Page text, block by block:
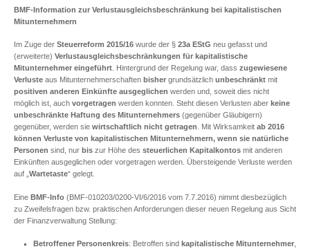
BMF-Information zur Verlustausgleichsbeschränkung bei kapitalistischen
Mitunternehmern
Im Zuge der Steuerreform 2015/16 wurde der § 23a EStG neu gefasst und
(erweiterte) Verlustausgleichsbeschränkungen für kapitalistische
Mitunternehmer eingeführt . Hintergrund der Regelung war, dass zugewiesene
Verluste aus Mitunternehmerschaften bisher grundsätzlich unbeschränkt mit
positiven anderen Einkünfte ausgeglichen werden und, soweit dies nicht
möglich ist, auch vorgetragen werden konnten. Steht diesen Verlusten aber keine
unbeschränkte Haftung des Mitunternehmers (gegenüber Gläubigern)
gegenüber, werden sie wirtschaftlich nicht getragen . Mit Wirksamkeit ab 2016
können Verluste von kapitalistischen Mitunternehmern, wenn sie natürliche
Personen sind, nur bis zur Höhe des steuerlichen Kapitalkontos mit anderen
Einkünften ausgeglichen oder vorgetragen werden. Übersteigende Verluste werden
auf „ Wartetaste“ gelegt.
Eine BMF-Info (BMF-010203/0200-VI/6/2016 vom 7.7.2016) nimmt diesbezüglich
zu Zweifelsfragen bzw. praktischen Anforderungen dieser neuen Regelung aus Sicht
der Finanzverwaltung Stellung:
Betroffener Personenkreis: Betroffen sind kapitalistische Mitunternehmer,